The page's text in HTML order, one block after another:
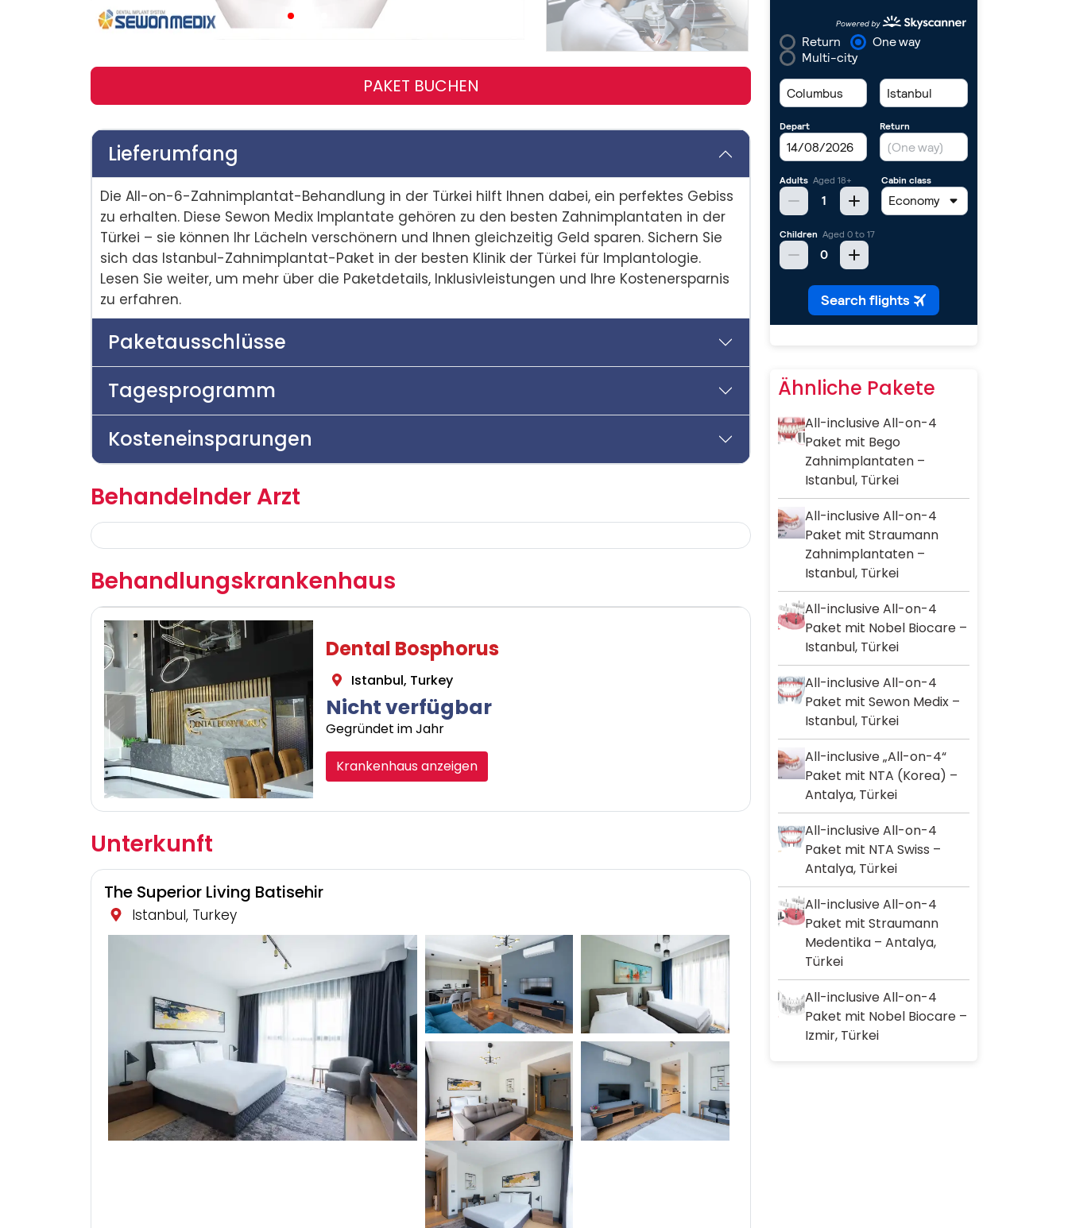
PAKET BUCHEN
Lieferumfang
Die All-on-6-Zahnimplantat-Behandlung in der Türkei hilft Ihnen dabei, ein perfektes Gebiss
zu erhalten. Diese Sewon Medix Implantate gehören zu den besten Zahnimplantaten in der
Türkei – sie können Ihr Lächeln verschönern und Ihnen gleichzeitig Geld sparen. Sichern Sie
sich das Istanbul-Zahnimplantat-Paket in der besten Klinik der Türkei für Implantologie.
Lesen Sie weiter, um mehr über die Paketdetails, Inklusivleistungen und Ihre Kostenersparnis
zu erfahren.
Paketausschlüsse
Tagesprogramm
Kosteneinsparungen
Behandelnder Arzt
Behandlungskrankenhaus
Dental Bosphorus
Istanbul, Turkey
Nicht verfügbar
Gegründet im Jahr
Krankenhaus anzeigen
Unterkunft
The Superior Living Batisehir
Istanbul, Turkey
Ähnliche Pakete
All-inclusive All-on-4
Paket mit Bego
Zahnimplantaten –
Istanbul, Türkei
All-inclusive All-on-4
Paket mit Straumann
Zahnimplantaten –
Istanbul, Türkei
All-inclusive All-on-4
Paket mit Nobel Biocare –
Istanbul, Türkei
All-inclusive All-on-4
Paket mit Sewon Medix –
Istanbul, Türkei
All-inclusive „All-on-4“
Paket mit NTA (Korea) –
Antalya, Türkei
All-inclusive All-on-4
Paket mit NTA Swiss –
Antalya, Türkei
All-inclusive All-on-4
Paket mit Straumann
Medentika – Antalya,
Türkei
All-inclusive All-on-4
Paket mit Nobel Biocare –
Izmir, Türkei